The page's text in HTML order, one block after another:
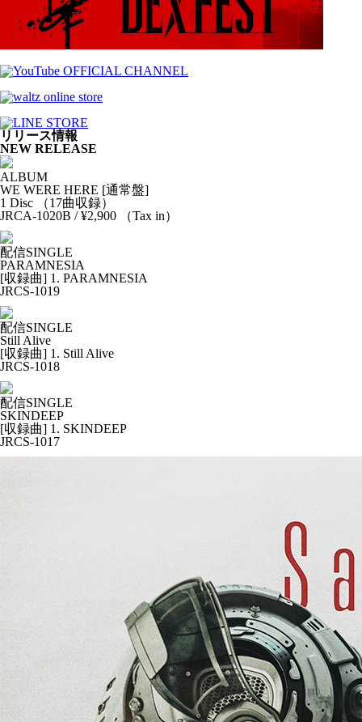
リリース情報
NEW RELEASE
ALBUM
WE WERE HERE [通常盤]
1 Disc （17曲収録）
JRCA-1020B / ¥2,900 （Tax in）
配信SINGLE
PARAMNESIA
[収録曲] 1. PARAMNESIA
JRCS-1019
配信SINGLE
Still Alive
[収録曲] 1. Still Alive
JRCS-1018
配信SINGLE
SKINDEEP
[収録曲] 1. SKINDEEP
JRCS-1017